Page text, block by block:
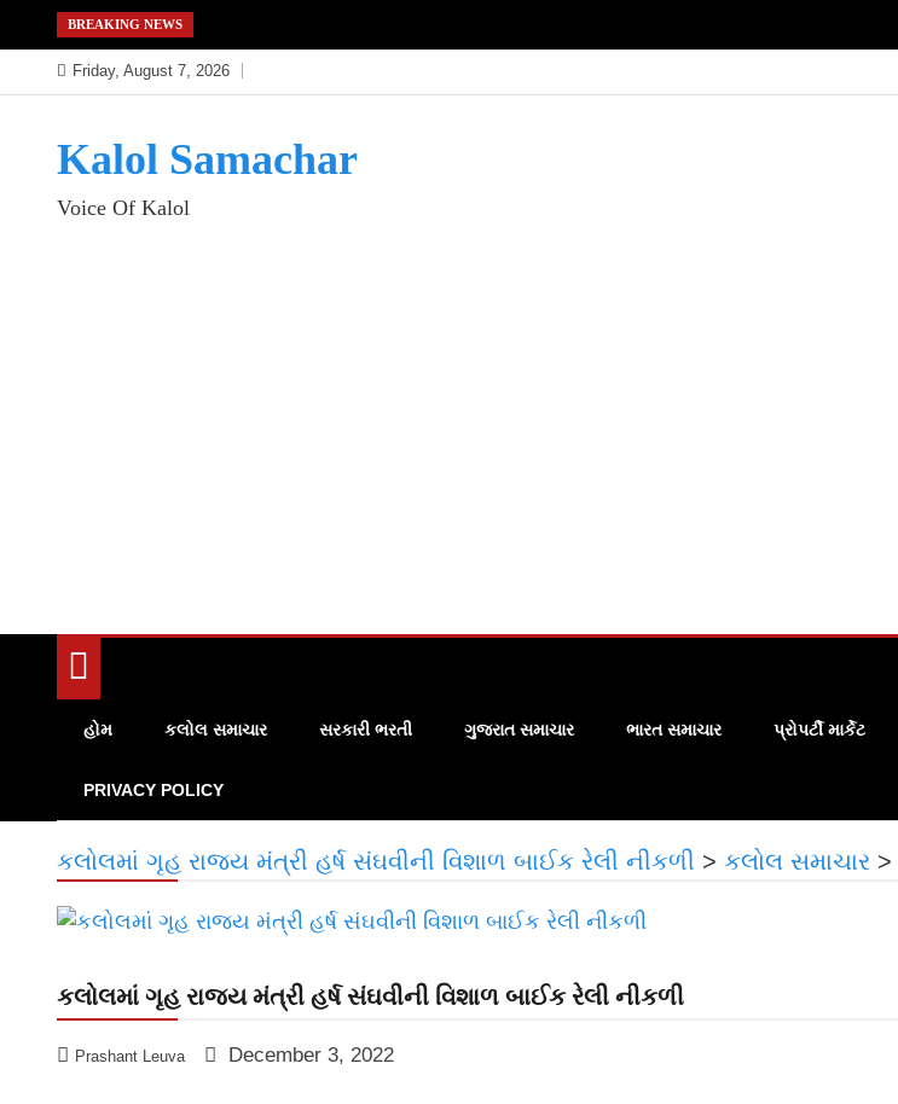
to
content
BREAKING NEWS
Friday, August 7, 2026
Kalol Samachar
Voice Of Kalol
હોમ કલોલ સમાચાર સરકારી ભરતી ગુજરાત સમાચાર ભારત સમાચાર પ્રોપર્ટી માર્કેટ
PRIVACY POLICY
કલોલમાં ગૃહ રાજ્ય મંત્રી હર્ષ સંઘવીની વિશાળ બાઈક રેલી નીકળી > કલોલ સમાચાર >
કલોલમાં ગૃહ રાજ્ય મંત્રી હર્ષ સંઘવીની વિશાળ બાઈક રેલી નીકળી
Prashant Leuva December 3, 2022